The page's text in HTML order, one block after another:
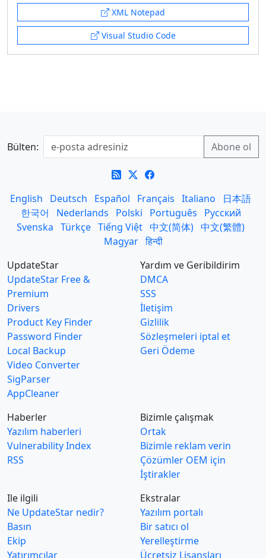
XML Notepad
Visual Studio Code
Bülten:
English Deutsch Español Français Italiano
日本語
한국어
Nederlands Polski Português
Русский
Svenska Türkçe Tiếng Việt 中文(简体) 中文(繁體)
Magyar हिन्दी
UpdateStar
UpdateStar Free &
Premium
Drivers
Product Key Finder
Password Finder
Local Backup
Video Converter
SigParser
AppCleaner
Yardım ve Geribildirim
DMCA
SSS
İletişim
Gizlilik
Sözleşmeleri iptal et
Geri Ödeme
Haberler
Yazılım haberleri
Vulnerability Index
RSS
Bizimle çalışmak
Ortak
Bizimle reklam verin
Çözümler OEM için
İştirakler
Ile ilgili
Ne UpdateStar nedir?
Basın
Ekip
Yatırımcılar
Ekstralar
Yazılım portalı
Bir satıcı ol
Yerelleştirme
Ücretsiz Lisansları